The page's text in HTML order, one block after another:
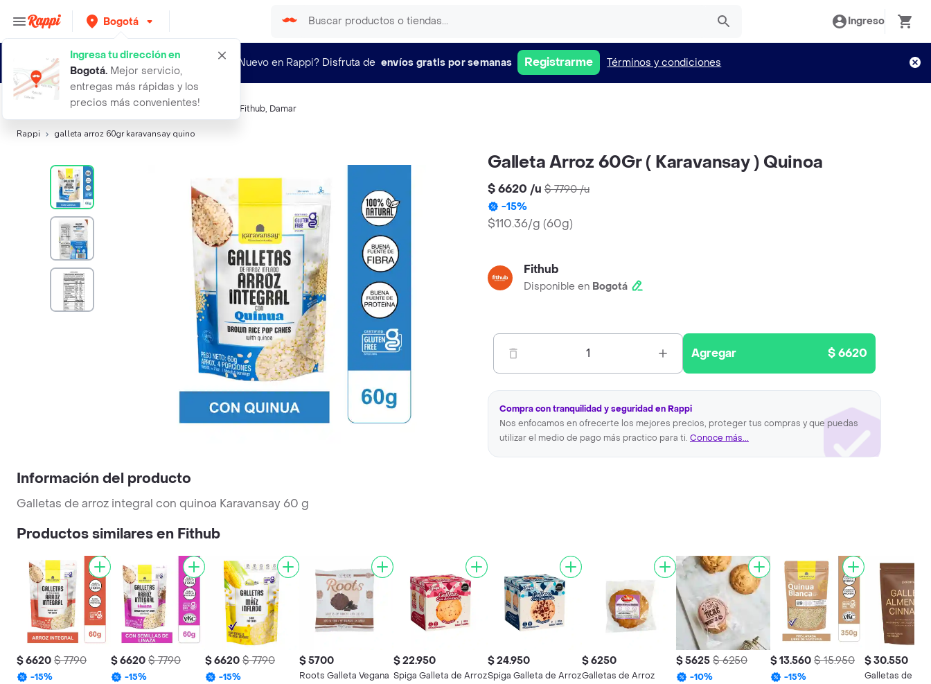
Bogotá
Ingresa tu dirección en
Bogotá. Mejor servicio,
entregas más rápidas y los
precios más convenientes!
Ingreso
¿Nuevo en Rappi? Disfruta de envíos gratis por semanas Registrarme Términos y condiciones
Búsquedas relacionadas:Galletas,Karavansay Fithub, Damar
Rappi galleta arroz 60gr karavansay quino
Galleta Arroz 60Gr ( Karavansay ) Quinoa
$ 6620 /u $ 7790/u
-15%
$110.36/g (60g)
Fithub
Disponible en Bogotá
1 Agregar $ 6620
Compra con tranquilidad y seguridad en Rappi
Nos enfocamos en ofrecerte los mejores precios, proteger tus compras y que puedas
utilizar el medio de pago más practico para ti. Conoce más...
Información del producto
Galletas de arroz integral con quinoa Karavansay 60 g
Productos similares en Fithub
$ 6620 $ 7790
-15%
$ 6620 $ 7790
-15%
$ 6620 $ 7790
-15%
$ 5700
Roots Galleta Vegana
$ 22.950
Spiga Galleta de Arroz
$ 24.950
Spiga Galleta de Arroz
$ 6250
Galletas de Arroz
$ 5625 $ 6250
-10%
$ 13.560 $ 15.950
-15%
$ 30.550
Galletas de